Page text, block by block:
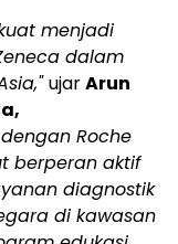
menjadi
dalam
ujarArun
Roche
berperan aktif
diagnostik
di kawasan